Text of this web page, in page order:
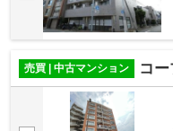
売買 | 中古マンション コ